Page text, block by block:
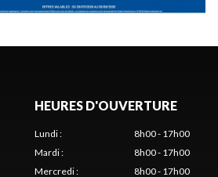
HEURES D'OUVERTURE
Lundi:
8h00 - 17h00
Mardi:
8h00 - 17h00
Mercredi: 8h00 - 17h00